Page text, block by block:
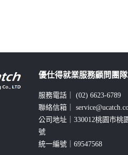
優仕得就業服務顧問團隊
服務電話｜(02) 6623-6789
聯絡信箱｜
公司地址｜330012桃園市桃
號
統一編號｜69547568